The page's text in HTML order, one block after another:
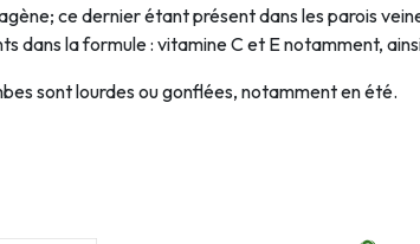
ce dernier étant présent dans les parois
dans la formule : vitamine C et E notamment,
sont lourdes ou gonflées, notamment en été.